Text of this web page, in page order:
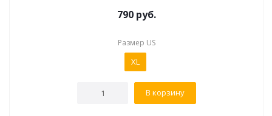
790 руб.
Размер US
XL
В корзину